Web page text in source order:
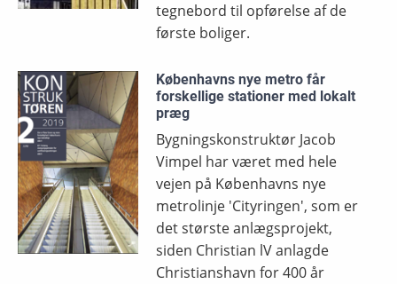
tegnebord til opførelse af de
første boliger.
Københavns nye metro får
forskellige stationer med lokalt
præg
Bygningskonstruktør Jacob
Vimpel har været med hele
vejen på Københavns nye
metrolinje 'Cityringen', som er
det største anlægsprojekt,
siden Christian lV anlagde
Christianshavn for 400 år